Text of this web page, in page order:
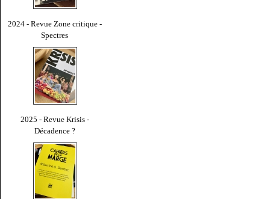
2024 - Revue Zone critique -
Spectres
2025 - Revue Krisis -
Décadence ?